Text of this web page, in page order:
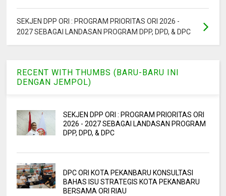
SEKJEN DPP ORI : PROGRAM PRIORITAS ORI 2026 -
2027 SEBAGAI LANDASAN PROGRAM DPP, DPD, & DPC
RECENT WITH THUMBS (BARU-BARU INI
DENGAN JEMPOL)
SEKJEN DPP ORI : PROGRAM PRIORITAS ORI
2026 - 2027 SEBAGAI LANDASAN PROGRAM
DPP, DPD, & DPC
DPC ORI KOTA PEKANBARU KONSULTASI
BAHAS ISU STRATEGIS KOTA PEKANBARU
BERSAMA ORI RIAU